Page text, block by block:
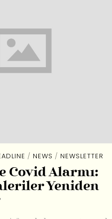
/ NEWS / NEWSLETTER
Covid Alarmı:
Yeniden